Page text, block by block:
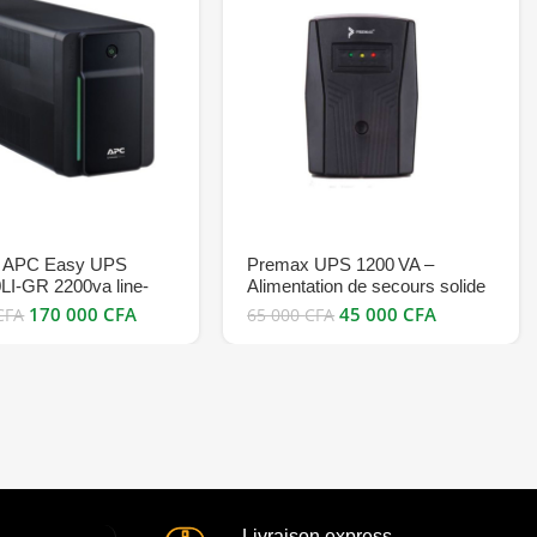
APC Easy UPS
GR 2200va line-
230V Prises Schuko
170 000 CFA
Premax UPS 1200 VA –
Alimentation de secours solide
et intelligente bon prix
65 000CFA 45 000 CFA